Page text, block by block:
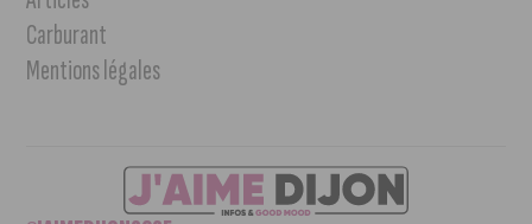
Carburant
Mentions légales